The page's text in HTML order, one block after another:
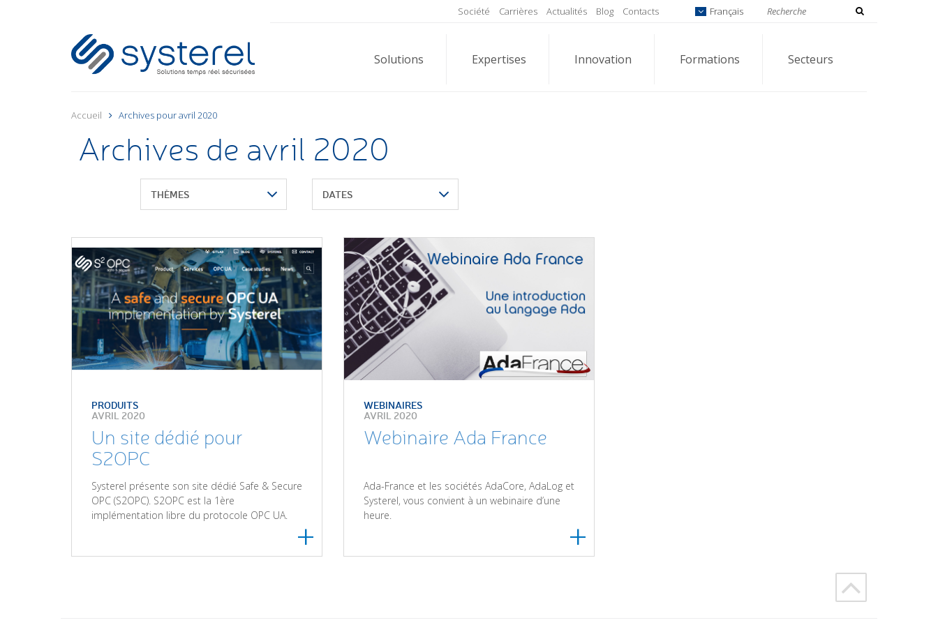
Société Carrières Actualités Blog Contacts Français
Solutions Expertises Innovation Formations Secteurs
Accueil Archives pour avril 2020
Archives de avril 2020
THÈMES DATES
PRODUITS
AVRIL 2020
Un site dédié pour
S2OPC
Systerel présente son site dédié Safe & Secure
OPC (S2OPC). S2OPC est la 1ère
implémentation libre du protocole OPC UA.
WEBINAIRES
AVRIL 2020
Webinaire Ada France
Ada-France et les sociétés AdaCore, AdaLog et
Systerel, vous convient à un webinaire d’une
heure.